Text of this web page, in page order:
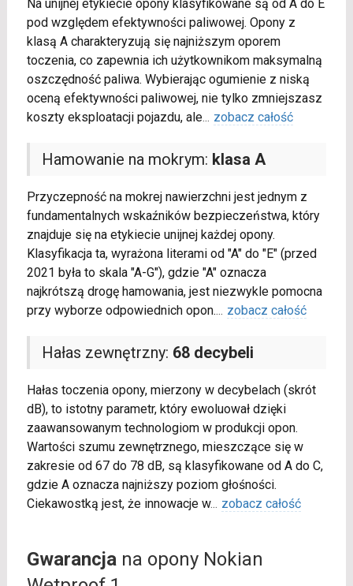
Na unijnej etykiecie opony klasyfikowane są od A do E
pod względem efektywności paliwowej. Opony z
klasą A charakteryzują się najniższym oporem
toczenia, co zapewnia ich użytkownikom maksymalną
oszczędność paliwa. Wybierając ogumienie z niską
oceną efektywności paliwowej, nie tylko zmniejszasz
koszty eksploatacji pojazdu, ale... zobacz całość
Hamowanie na mokrym: klasa A
Przyczepność na mokrej nawierzchni jest jednym z
fundamentalnych wskaźników bezpieczeństwa, który
znajduje się na etykiecie unijnej każdej opony.
Klasyfikacja ta, wyrażona literami od "A" do "E" (przed
2021 była to skala "A-G"), gdzie "A" oznacza
najkrótszą drogę hamowania, jest niezwykle pomocna
przy wyborze odpowiednich opon.... zobacz całość
Hałas zewnętrzny: 68 decybeli
Hałas toczenia opony, mierzony w decybelach (skrót
dB), to istotny parametr, który ewoluował dzięki
zaawansowanym technologiom w produkcji opon.
Wartości szumu zewnętrznego, mieszczące się w
zakresie od 67 do 78 dB, są klasyfikowane od A do C,
gdzie A oznacza najniższy poziom głośności.
Ciekawostką jest, że innowacje w... zobacz całość
Gwarancjana opony Nokian